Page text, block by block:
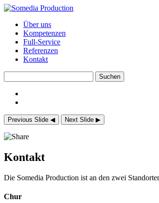
Über uns
Kompetenzen
Full-Service
Referenzen
Kontakt
Previous Slide ◀︎ Next Slide ▶︎
Kontakt
Die Somedia Production ist an den zwei
Chur